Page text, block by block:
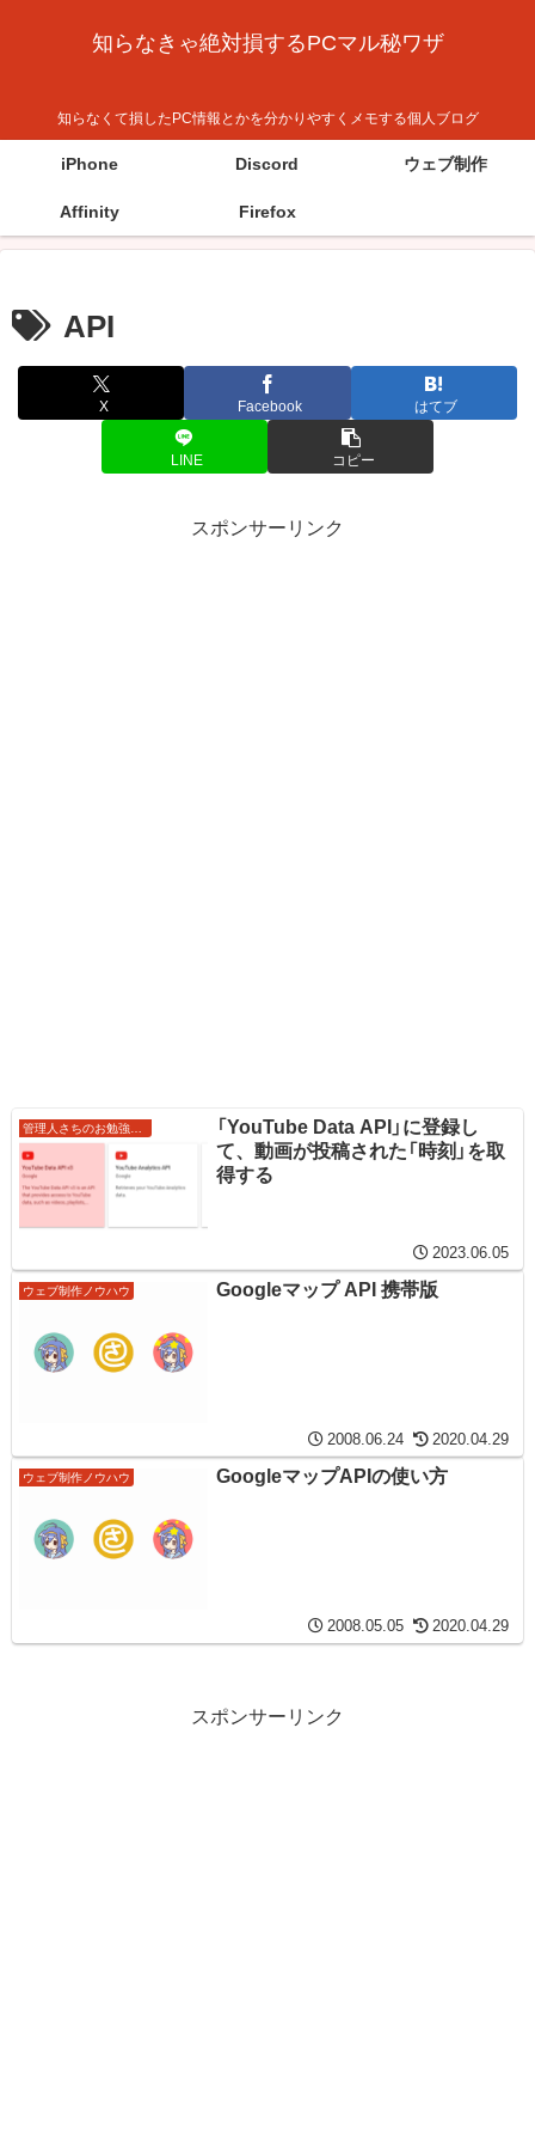
知らなきゃ絶対損するPCマル秘ワザ
知らなくて損したPC情報とかを分かりやすくメモする個人ブログ
iPhone Discord ウェブ制作
Affinity Firefox
API
X Facebook はてブ
LINE コピー
スポンサーリンク
「YouTube Data API」に登録し
て、動画が投稿された「時刻」を取
得する
2023.06.05
ウェブ制作ノウハウ Googleマップ API 携帯版
2008.06.24 2020.04.29
ウェブ制作ノウハウ GoogleマップAPIの使い方
2008.05.05 2020.04.29
スポンサーリンク